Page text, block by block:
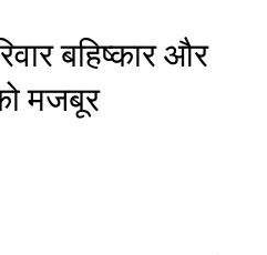
बहिष्कार और
मजबूर